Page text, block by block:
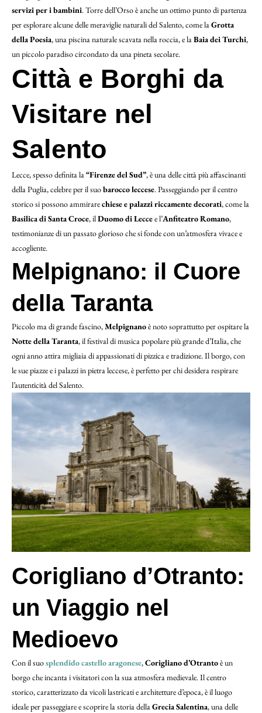
servizi per i bambini. Torre dell’Orso è anche un ottimo punto di partenza
per esplorare alcune delle meraviglie naturali del Salento, come laGrotta
della Poesia, una piscina naturale scavata nella roccia, e laBaia dei Turchi,
un piccolo paradiso circondato da una pineta secolare.
Città e Borghi da
Visitare nel
Salento
Lecce, spesso definita la“Firenze del Sud”, è una delle città più affascinanti
della Puglia, celebre per il suobarocco leccese. Passeggiando per il centro
storico si possono ammirarechiese e palazzi riccamente decorati, come la
Basilica di Santa Croce, ilDuomo di Leccee l’Anfiteatro Romano,
testimonianze di un passato glorioso che si fonde con un’atmosfera vivace e
accogliente.
Melpignano: il Cuore
della Taranta
Piccolo ma di grande fascino,Melpignanoè noto soprattutto per ospitare la
Notte della Taranta, il festival di musica popolare più grande d’Italia, che
ogni anno attira migliaia di appassionati di pizzica e tradizione. Il borgo, con
le sue piazze e i palazzi in pietra leccese, è perfetto per chi desidera respirare
l’autenticità del Salento.
Corigliano d’Otranto:
un Viaggio nel
Medioevo
Con il suosplendido castello aragonese,Corigliano d’Otrantoè un
borgo che incanta i visitatori con la sua atmosfera medievale. Il centro
storico, caratterizzato da vicoli lastricati e architetture d’epoca, è il luogo
ideale per passeggiare e scoprire la storia dellaGrecia Salentina, una delle